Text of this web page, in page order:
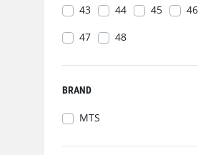
43
44 45
46
47
48
BRAND
MTS